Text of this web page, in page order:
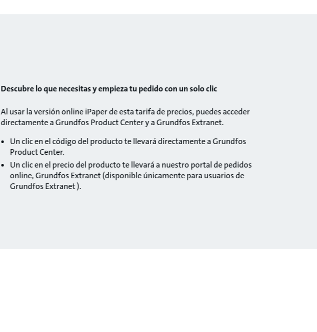
Descubre lo que necesitas y empieza tu pedido con un solo clic
Al usar la versión online iPaper de esta tarifa de precios, puedes acceder
directamente a Grundfos Product Center y a Grundfos Extranet.
Un clic en el código del producto te llevará directamente a Grundfos
Product Center.
Un clic en el precio del producto te llevará a nuestro portal de pedidos
online, Grundfos Extranet (disponible únicamente para usuarios de
Grundfos Extranet ).